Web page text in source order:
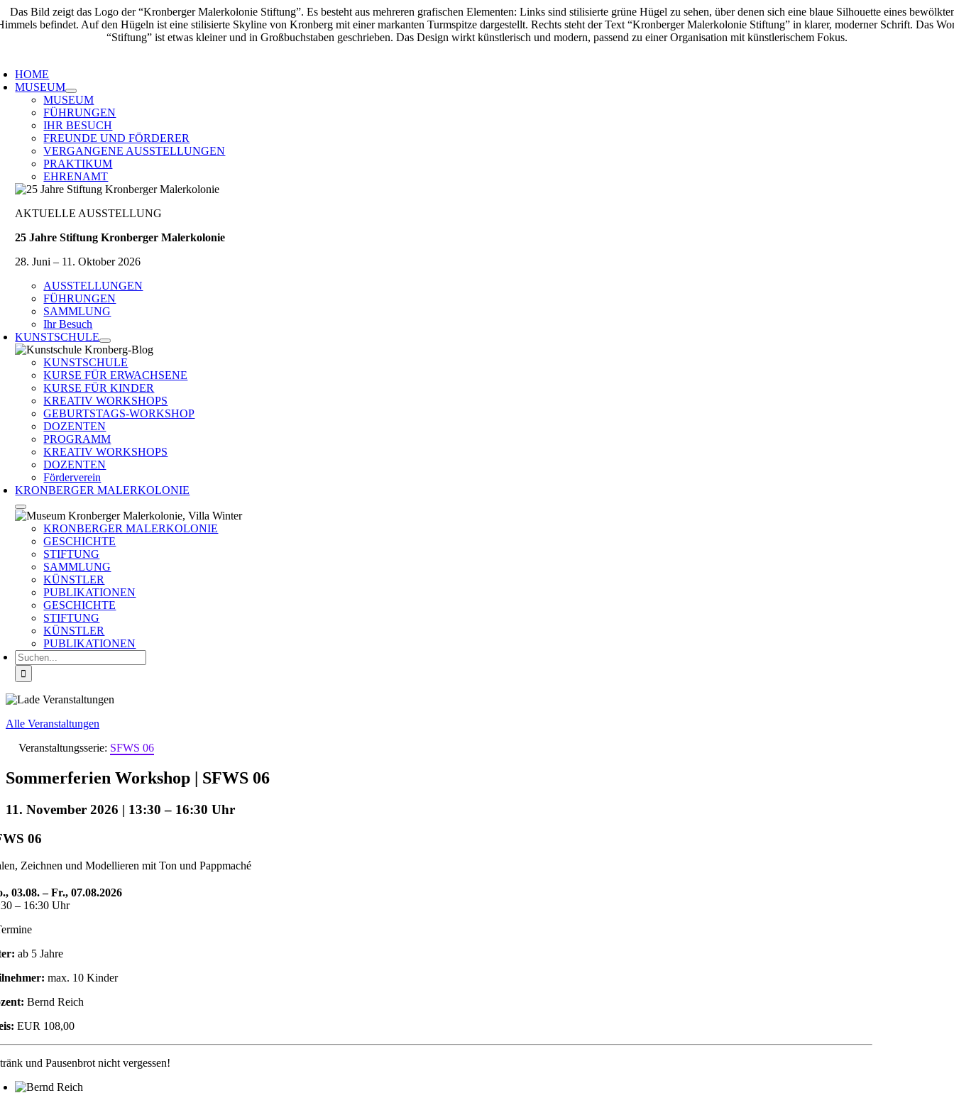
Zum
Inhalt
HOME
MUSEUM
MUSEUM
FÜHRUNGEN
IHR BESUCH
FREUNDE UND FÖRDERER
VERGANGENE AUSSTELLUNGEN
PRAKTIKUM
EHRENAMT
AKTUELLE AUSSTELLUNG
25 Jahre Stiftung Kronberger Malerkolonie
28. Juni – 11. Oktober 2026
AUSSTELLUNGEN
FÜHRUNGEN
SAMMLUNG
Ihr Besuch
KUNSTSCHULE
KUNSTSCHULE
KURSE FÜR ERWACHSENE
KURSE FÜR KINDER
KREATIV WORKSHOPS
GEBURTSTAGS-WORKSHOP
DOZENTEN
PROGRAMM
KREATIV WORKSHOPS
DOZENTEN
Förderverein
KRONBERGER MALERKOLONIE
KRONBERGER MALERKOLONIE
GESCHICHTE
STIFTUNG
SAMMLUNG
KÜNSTLER
PUBLIKATIONEN
GESCHICHTE
STIFTUNG
KÜNSTLER
PUBLIKATIONEN
Suche
nach:
Alle Veranstaltungen
Veranstaltungsserie: SFWS 06
Sommerferien Workshop | SFWS 06
11. November 2026 | 13:30 – 16:30
06
Zeichnen und Modellieren mit Ton und Pappmaché
03.08. – Fr., 07.08.2026
– 16:30 Uhr
ab 5 Jahre
max. 10 Kinder
Bernd Reich
EUR 108,00
und Pausenbrot nicht vergessen!